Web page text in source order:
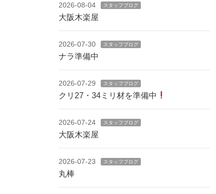
2026-08-04 スタッフブログ
大阪木楽屋
2026-07-30 スタッフブログ
ナラ準備中
2026-07-29 スタッフブログ
クリ27・34ミリ材を準備中
2026-07-24 スタッフブログ
大阪木楽屋
2026-07-23 スタッフブログ
丸棒